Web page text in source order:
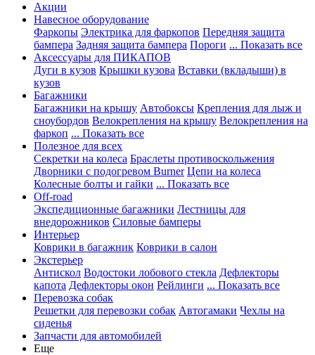
Акции
Навесное оборудование
Фаркопы Электрика для фаркопов Передняя защита
бампера Задняя защита бампера Пороги ... Показать все
Аксессуары для ПИКАПОВ
Дуги в кузов Крышки кузова Вставки (вкладыши) в
кузов
Багажники
Багажники на крышу Автобоксы Крепления для лыж и
сноубордов Велокрепления на крышу Велокрепления на
фаркоп ... Показать все
Полезное для всех
Секретки на колеса Браслеты противоскольжения
Дворники с подогревом Burner Цепи на колеса
Колесные болты и гайки ... Показать все
Off-road
Экспедиционные багажники Лестницы для
внедорожников Силовые бамперы
Интерьер
Коврики в багажник Коврики в салон
Экстерьер
Антискол Водостоки лобового стекла Дефлекторы
капота Дефлекторы окон Рейлинги ... Показать все
Перевозка собак
Решетки для перевозки собак Автогамаки Чехлы на
сиденья
Запчасти для автомобилей
Еще